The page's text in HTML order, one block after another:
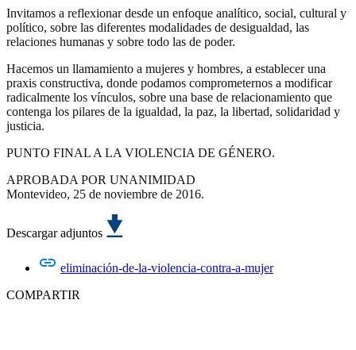
Invitamos a reflexionar desde un enfoque analítico, social, cultural y
político, sobre las diferentes modalidades de desigualdad, las
relaciones humanas y sobre todo las de poder.
Hacemos un llamamiento a mujeres y hombres, a establecer una
praxis constructiva, donde podamos comprometernos a modificar
radicalmente los vínculos, sobre una base de relacionamiento que
contenga los pilares de la igualdad, la paz, la libertad, solidaridad y
justicia.
PUNTO FINAL A LA VIOLENCIA DE GÉNERO.
APROBADA POR UNANIMIDAD
Montevideo, 25 de noviembre de 2016.
Descargar adjuntos
eliminación-de-la-violencia-contra-a-mujer
COMPARTIR